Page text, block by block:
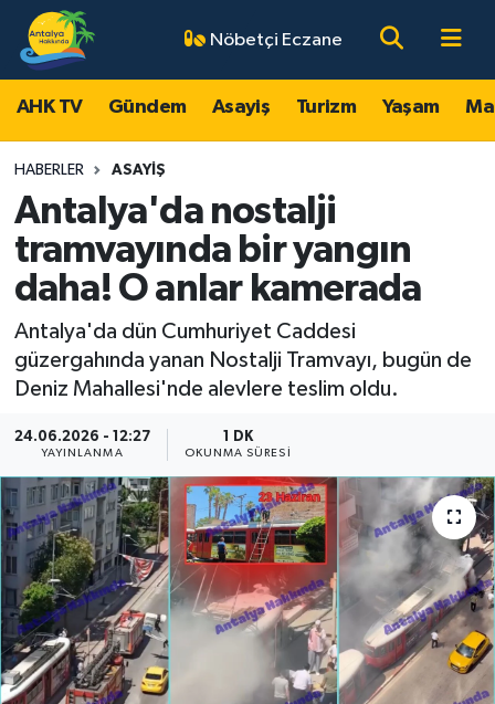
Nöbetçi Eczane
AHK TV Gündem Asayiş Turizm Yaşam
HABERLER ASAYIŞ
Antalya'da nostalji
tramvayında bir yangın
daha! O anlar kamerada
Antalya'da dün Cumhuriyet Caddesi
güzergahında yanan Nostalji Tramvayı, bugün de
Deniz Mahallesi'nde alevlere teslim oldu.
24.06.2026 - 12:27
YAYINLANMA
1 DK
OKUNMA SÜRESI
AHK TV
Gündem
Asayiş
Turizm
Magazin
Spor
Dünya
Resmi Reklamlar
Antalya Nöbetçi Eczaneler
Antalya Hava Durumu
Antalya Namaz Vakitleri
Antalya Trafik Yoğunluk Haritası
Tüm Manşetler
Haber Arşivi